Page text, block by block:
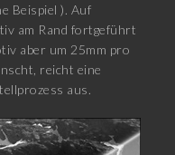
Beispiel ). Auf
am Rand fortgeführt
aber um 25mm pro
reicht eine
aus.